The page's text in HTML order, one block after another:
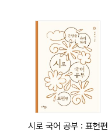
시로 국어 공부 : 표현편